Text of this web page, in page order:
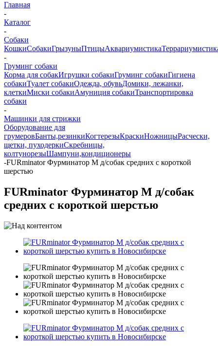
Главная
-
Каталог
-
Собаки
КошкиСобакиГрызуныПтицыАквариумистика
-
Груминг собаки
Корма для собакИгрушки собакиГруминг собакиГигиена
собакиТуалет собакиОдежда, обувьДомики, лежанки,
клеткиМиски собакиАмуниция собакиТранспортировка
собаки
-
Машинки для стрижки
Оборудование для
грумеровБанты,резинкиКогтерезыКраскиНожницыРасчески,
щетки, пуходеркиСкребницы,
колтунорезыШампуни,кондиционеры
-FURminator Фурминатор M д/собак средних с короткой
шерстью
FURminator Фурминатор M д/собак
средних с короткой шерстью